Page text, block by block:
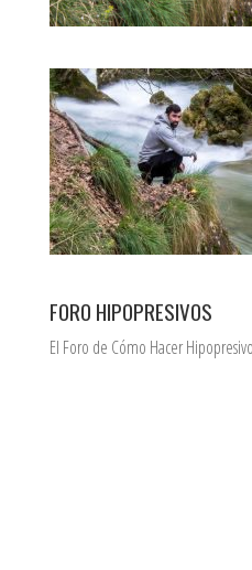
FORO HIPOPRESIVOS
El Foro de Cómo Hacer